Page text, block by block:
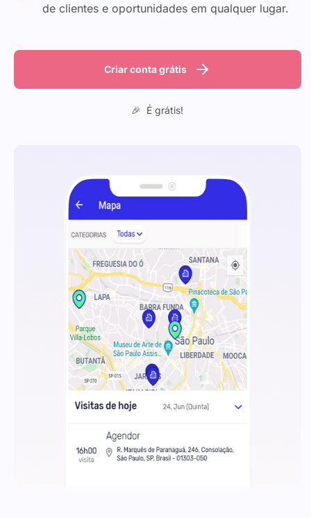
de clientes e oportunidades em qualquer lugar.
Criar conta grátis
🎉 É grátis!